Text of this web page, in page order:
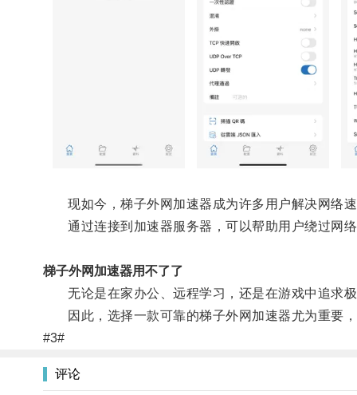
现如今，梯子外网加速器成为许多用户解决网络速
通过连接到加速器服务器，可以帮助用户绕过网络
梯子外网加速器用不了了
无论是在家办公、远程学习，还是在游戏中追求极
因此，选择一款可靠的梯子外网加速器尤为重要，
#3#
评论